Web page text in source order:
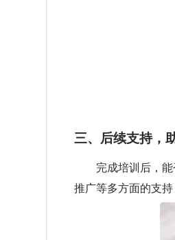
三、后续支持，
完成培训后，能否
推广等多方面的支持